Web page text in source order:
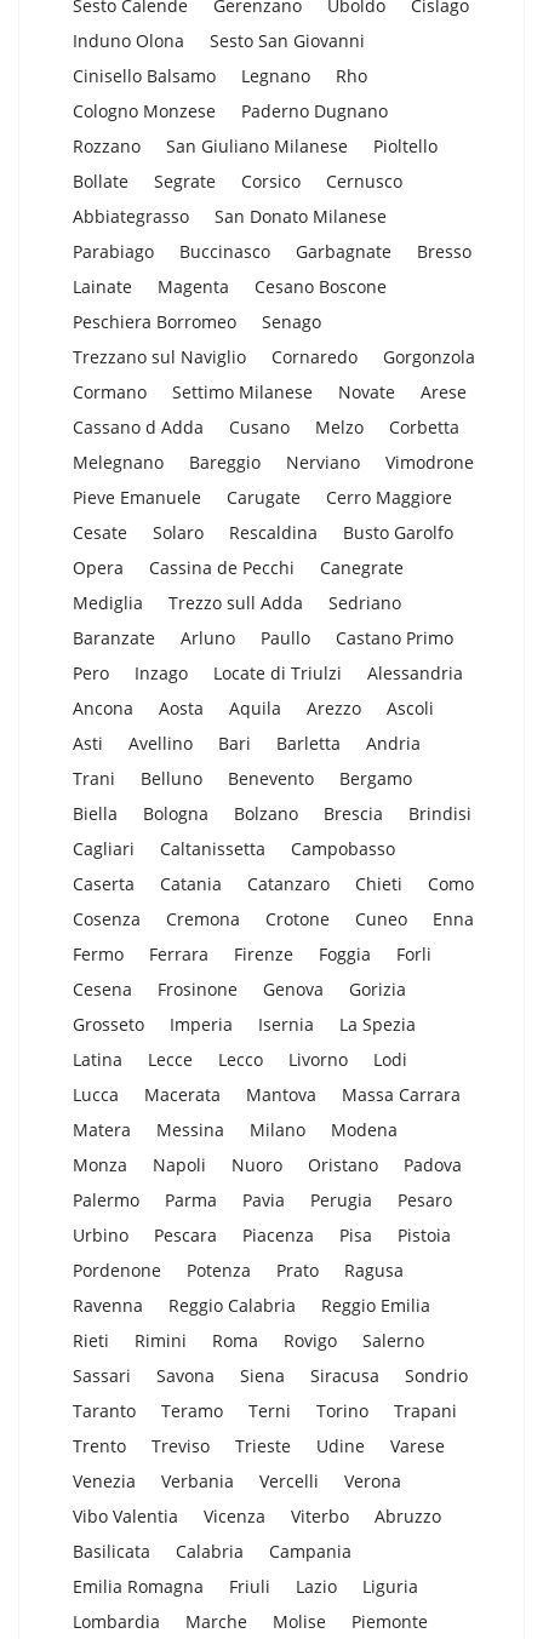
Sesto Calende
Gerenzano Uboldo
Cislago
Induno Olona
Sesto San Giovanni
Cinisello Balsamo
Legnano
Rho
Cologno Monzese
Paderno Dugnano
Rozzano
San Giuliano Milanese
Pioltello
Bollate
Segrate Corsico
Cernusco
Abbiategrasso
San Donato Milanese
Parabiago
Buccinasco Garbagnate
Bresso
Lainate
Magenta
Cesano Boscone
Peschiera Borromeo
Senago
Trezzano sul Naviglio
Cornaredo
Gorgonzola
Cormano
Settimo Milanese Novate
Arese
Cassano d Adda
Cusano Melzo
Corbetta
Melegnano
Bareggio Nerviano
Vimodrone
Pieve Emanuele
Carugate
Cerro Maggiore
Cesate
Solaro Rescaldina
Busto Garolfo
Opera
Cassina de Pecchi
Canegrate
Mediglia
Trezzo sull Adda
Sedriano
Baranzate
Arluno Paullo
Castano Primo
Pero
Inzago Locate di Triulzi
Alessandria
Ancona
Aosta Aquila Arezzo
Ascoli
Asti
Avellino Bari Barletta
Andria
Trani
Belluno Benevento
Bergamo
Biella
Bologna Bolzano Brescia
Brindisi
Cagliari
Caltanissetta
Campobasso
Caserta
Catania Catanzaro Chieti
Como
Cosenza
Cremona Crotone Cuneo
Enna
Fermo
Ferrara Firenze Foggia
Forli
Cesena
Frosinone Genova
Gorizia
Grosseto
Imperia Isernia
La Spezia
Latina
Lecce Lecco Livorno
Lodi
Lucca
Macerata Mantova
Massa Carrara
Matera
Messina Milano
Modena
Monza
Napoli Nuoro Oristano
Padova
Palermo
Parma Pavia Perugia
Pesaro
Urbino
Pescara Piacenza Pisa
Pistoia
Pordenone
Potenza Prato
Ragusa
Ravenna
Reggio Calabria
Reggio Emilia
Rieti
Rimini Roma Rovigo
Salerno
Sassari
Savona Siena Siracusa
Sondrio
Taranto
Teramo Terni Torino
Trapani
Trento
Treviso Trieste Udine
Varese
Venezia
Verbania Vercelli
Verona
Vibo Valentia
Vicenza Viterbo
Abruzzo
Basilicata
Calabria
Campania
Emilia Romagna
Friuli Lazio
Liguria
Lombardia
Marche Molise Piemonte